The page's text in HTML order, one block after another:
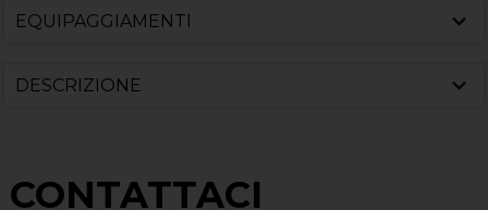
EQUIPAGGIAMENTI
DESCRIZIONE
CONTATTACI